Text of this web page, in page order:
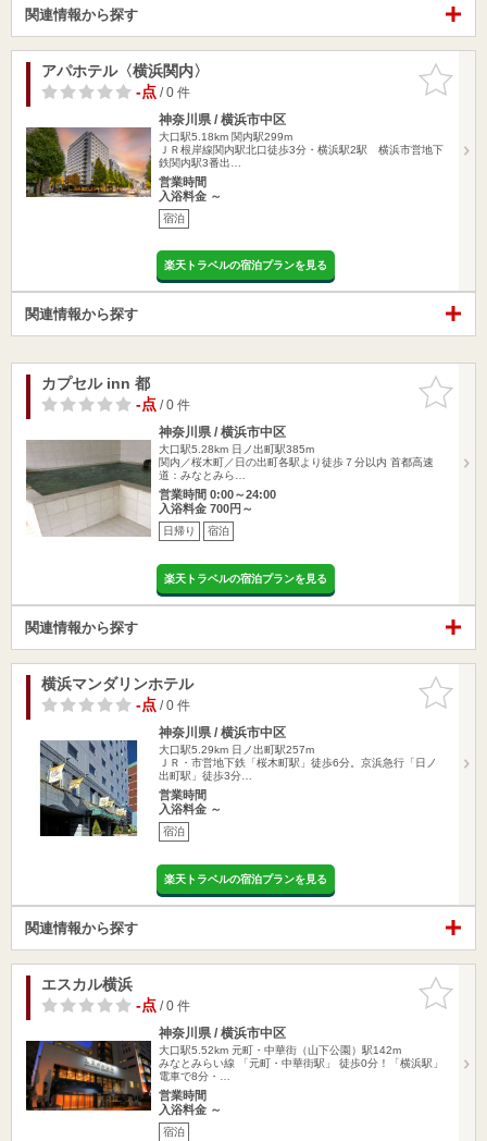
関連情報から探す
お気に入
りに追加
アパホテル〈横浜関内〉
-点/ 0 件
神奈川県 / 横浜市中区
大口駅5.18km 関内駅299m
ＪＲ根岸線関内駅北口徒歩3分・横浜駅2駅 横浜市営地下
鉄関内駅3番出…
営業時間
入浴料金 ～
宿泊
楽天トラベルの宿泊プランを見る
関連情報から探す
お気に入
りに追加
カプセル inn 都
-点/ 0 件
神奈川県 / 横浜市中区
大口駅5.28km 日ノ出町駅385m
関内／桜木町／日の出町各駅より徒歩７分以内 首都高速
道：みなとみら…
営業時間 0:00～24:00
入浴料金 700円～
日帰り 宿泊
楽天トラベルの宿泊プランを見る
関連情報から探す
お気に入
りに追加
横浜マンダリンホテル
-点/ 0 件
神奈川県 / 横浜市中区
大口駅5.29km 日ノ出町駅257m
ＪＲ・市営地下鉄「桜木町駅」徒歩6分。京浜急行「日ノ
出町駅」徒歩3分…
営業時間
入浴料金 ～
宿泊
楽天トラベルの宿泊プランを見る
関連情報から探す
お気に入
りに追加
エスカル横浜
-点/ 0 件
神奈川県 / 横浜市中区
大口駅5.52km 元町・中華街（山下公園）駅142m
みなとみらい線 「元町・中華街駅」 徒歩0分！「横浜駅」
電車で8分・…
営業時間
入浴料金 ～
宿泊